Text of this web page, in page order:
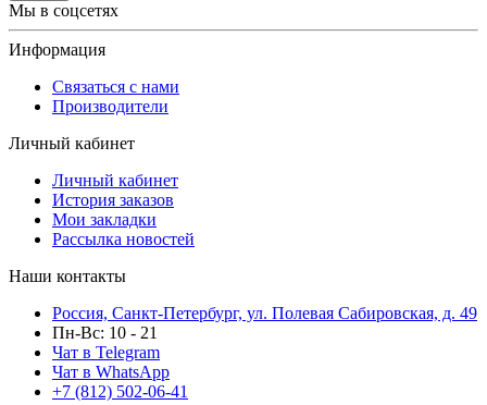
Мы в соцсетях
Информация
Связаться с нами
Производители
Личный кабинет
Личный кабинет
История заказов
Мои закладки
Рассылка новостей
Наши контакты
Россия, Санкт-Петербург, ул. Полевая Сабировская, д. 49
Пн-Вс: 10 - 21
Чат в Telegram
Чат в WhatsApp
+7 (812) 502-06-41